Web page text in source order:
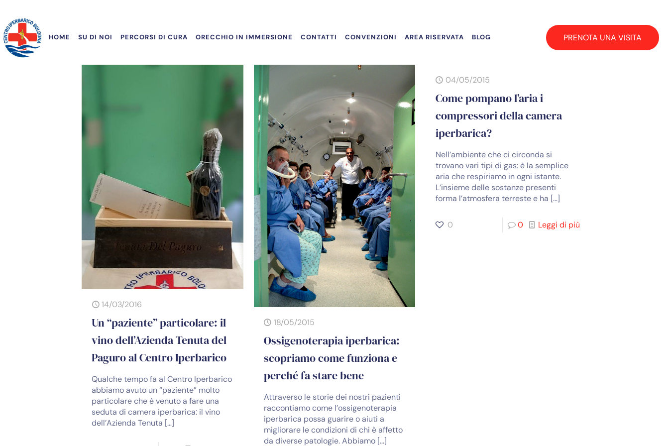
HOME SU DI NOI PERCORSI DI CURA ORECCHIO IN IMMERSIONE CONTATTI CONVENZIONI AREA RISERVATA BLOG PRENOTA UNA VISITA
14/03/2016
Un “paziente” particolare: il
vino dell’Azienda Tenuta del
Paguro al Centro Iperbarico
Qualche tempo fa al Centro Iperbarico
abbiamo avuto un “paziente” molto
particolare che è venuto a fare una
seduta di camera iperbarica: il vino
dell’Azienda Tenuta […]
18/05/2015
Ossigenoterapia iperbarica:
scopriamo come funziona e
perché fa stare bene
Attraverso le storie dei nostri pazienti
raccontiamo come l’ossigenoterapia
iperbarica possa guarire o aiuti a
migliorare le condizioni di chi è affetto
da diverse patologie. Abbiamo[…]
04/05/2015
Come pompano l’aria i
compressori della camera
iperbarica?
Nell’ambiente che ci circonda si
trovano vari tipi di gas: è la semplice
aria che respiriamo in ogni istante.
L’insieme delle sostanze presenti
forma l’atmosfera terreste e ha […]
0 0 Leggi di più